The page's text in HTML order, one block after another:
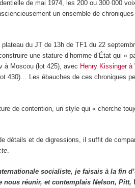
de mai 1974, les 200 ou 300 000
un ensemble de
du JT de 13h de TF1 du 22
une stature d’homme d’État qui «
à Moscou (lot 425), avec Henry Kissinger à
430)… Les ébauches de ces chroniques
de contention, un style qui « cherche
détails et de digressions, il suffit de
.
socialiste, je faisais à la fin
réunir, et contemplais Nelson, Pitt,